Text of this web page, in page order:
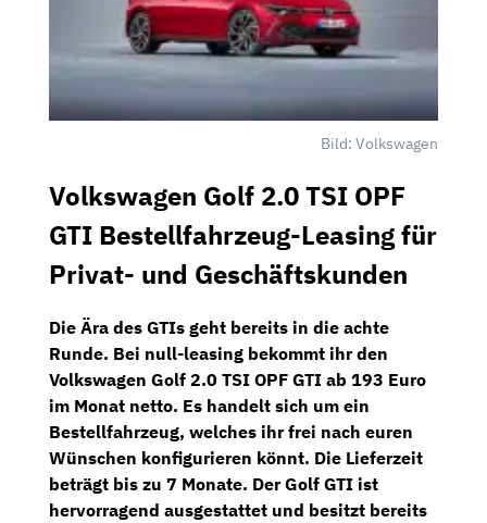
Bild: Volkswagen
Volkswagen Golf 2.0 TSI OPF
GTI Bestellfahrzeug-Leasing für
Privat- und Geschäftskunden
Die Ära des GTIs geht bereits in die achte
Runde. Bei null-leasing bekommt ihr den
Volkswagen Golf 2.0 TSI OPF GTI ab 193 Euro
im Monat netto. Es handelt sich um ein
Bestellfahrzeug, welches ihr frei nach euren
Wünschen konfigurieren könnt. Die Lieferzeit
beträgt bis zu 7 Monate. Der Golf GTI ist
hervorragend ausgestattet und besitzt bereits